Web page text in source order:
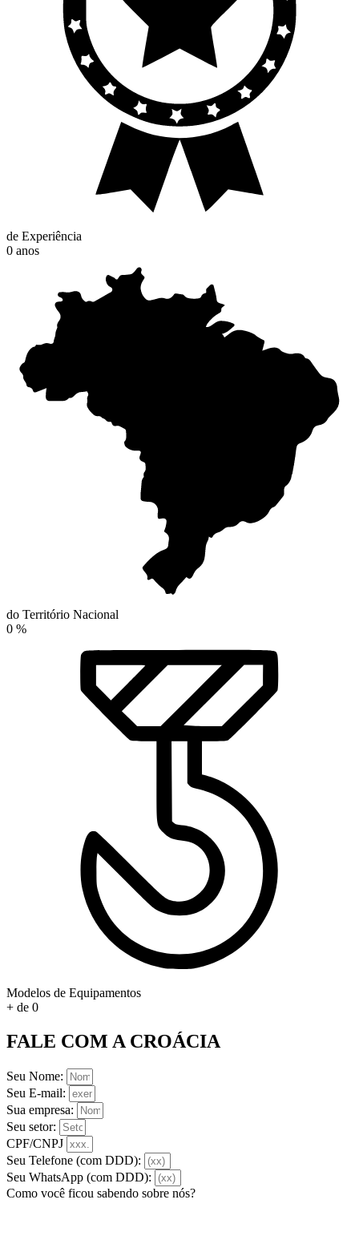
de Experiência
0 anos
do Território Nacional
0 %
Modelos de Equipamentos
+ de 0
FALE COM A CROÁCIA
Seu Nome:
Seu E-mail:
Sua empresa:
Seu setor:
CPF/CNPJ
Seu Telefone (com DDD):
Seu WhatsApp (com DDD):
Como você ficou sabendo sobre nós?